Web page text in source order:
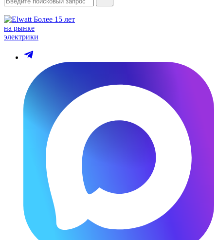
Более 15 лет
на рынке
электрики